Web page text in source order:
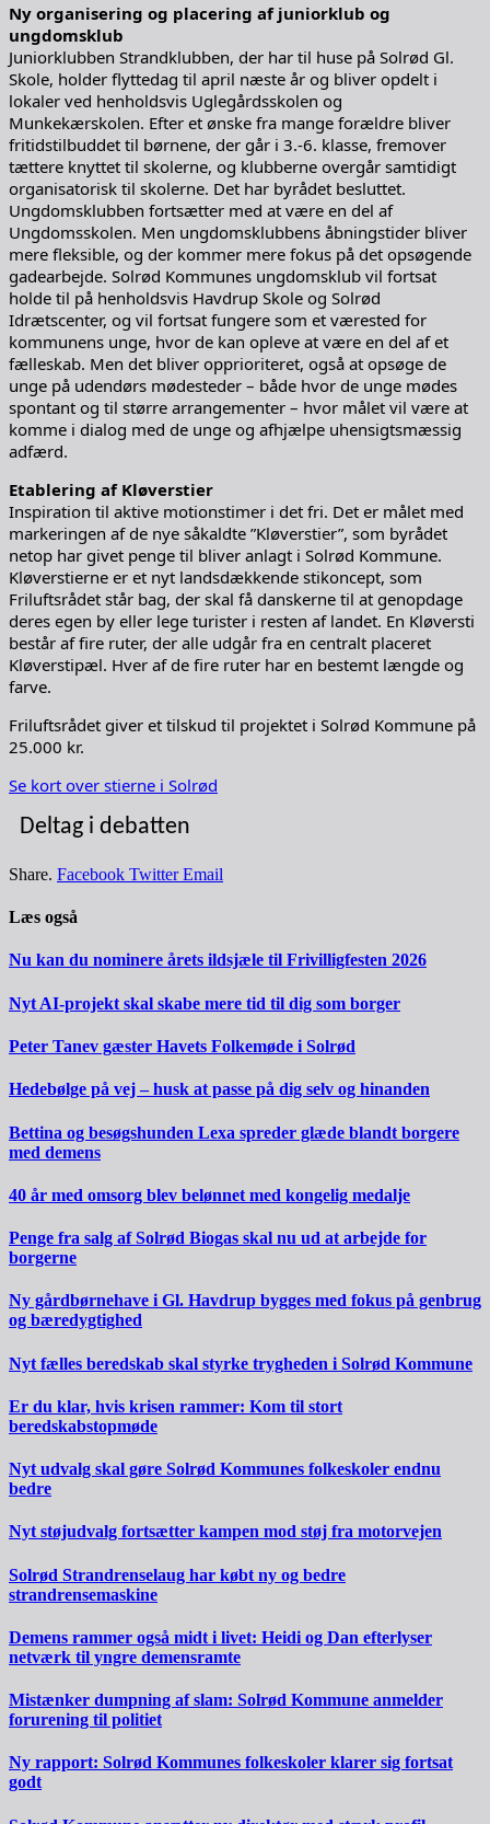
Ny organisering og placering af juniorklub og
ungdomsklub
Juniorklubben Strandklubben, der har til huse på Solrød Gl.
Skole, holder flyttedag til april næste år og bliver opdelt i
lokaler ved henholdsvis Uglegårdsskolen og
Munkekærskolen. Efter et ønske fra mange forældre bliver
fritidstilbuddet til børnene, der går i 3.-6. klasse, fremover
tættere knyttet til skolerne, og klubberne overgår samtidigt
organisatorisk til skolerne. Det har byrådet besluttet.
Ungdomsklubben fortsætter med at være en del af
Ungdomsskolen. Men ungdomsklubbens åbningstider bliver
mere fleksible, og der kommer mere fokus på det opsøgende
gadearbejde. Solrød Kommunes ungdomsklub vil fortsat
holde til på henholdsvis Havdrup Skole og Solrød
Idrætscenter, og vil fortsat fungere som et værested for
kommunens unge, hvor de kan opleve at være en del af et
fælleskab. Men det bliver opprioriteret, også at opsøge de
unge på udendørs mødesteder – både hvor de unge mødes
spontant og til større arrangementer – hvor målet vil være at
komme i dialog med de unge og afhjælpe uhensigtsmæssig
adfærd.
Etablering af Kløverstier
Inspiration til aktive motionstimer i det fri. Det er målet med
markeringen af de nye såkaldte ”Kløverstier”, som byrådet
netop har givet penge til bliver anlagt i Solrød Kommune.
Kløverstierne er et nyt landsdækkende stikoncept, som
Friluftsrådet står bag, der skal få danskerne til at genopdage
deres egen by eller lege turister i resten af landet. En Kløversti
består af fire ruter, der alle udgår fra en centralt placeret
Kløverstipæl. Hver af de fire ruter har en bestemt længde og
farve.
Friluftsrådet giver et tilskud til projektet i Solrød Kommune på
25.000 kr.
Se kort over stierne i Solrød
Deltag i debatten
Share. Facebook Twitter Email
Læs også
Nu kan du nominere årets ildsjæle til Frivilligfesten 2026
Nyt AI-projekt skal skabe mere tid til dig som borger
Peter Tanev gæster Havets Folkemøde i Solrød
Hedebølge på vej – husk at passe på dig selv og hinanden
Bettina og besøgshunden Lexa spreder glæde blandt borgere
med demens
40 år med omsorg blev belønnet med kongelig medalje
Penge fra salg af Solrød Biogas skal nu ud at arbejde for
borgerne
Ny gårdbørnehave i Gl. Havdrup bygges med fokus på genbrug
og bæredygtighed
Nyt fælles beredskab skal styrke trygheden i Solrød Kommune
Er du klar, hvis krisen rammer: Kom til stort
beredskabstopmøde
Nyt udvalg skal gøre Solrød Kommunes folkeskoler endnu
bedre
Nyt støjudvalg fortsætter kampen mod støj fra motorvejen
Solrød Strandrenselaug har købt ny og bedre
strandrensemaskine
Demens rammer også midt i livet: Heidi og Dan efterlyser
netværk til yngre demensramte
Mistænker dumpning af slam: Solrød Kommune anmelder
forurening til politiet
Ny rapport: Solrød Kommunes folkeskoler klarer sig fortsat
godt